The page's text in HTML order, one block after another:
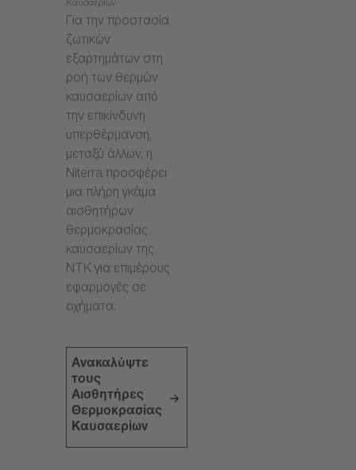
Καυσαερίων
Για την προστασία
ζωτικών
εξαρτημάτων στη
ροή των θερμών
καυσαερίων από
την επικίνδυνη
υπερθέρμανση,
μεταξύ άλλων, η
Niterra προσφέρει
μια πλήρη γκάμα
αισθητήρων
θερμοκρασίας
καυσαερίων της
NTK για επιμέρους
εφαρμογές σε
οχήματα.
Ανακαλύψτε
τους
Αισθητήρες
Θερμοκρασίας
Καυσαερίων